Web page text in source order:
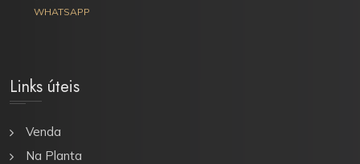
WHATSAPP
Links úteis
Venda
Na Planta